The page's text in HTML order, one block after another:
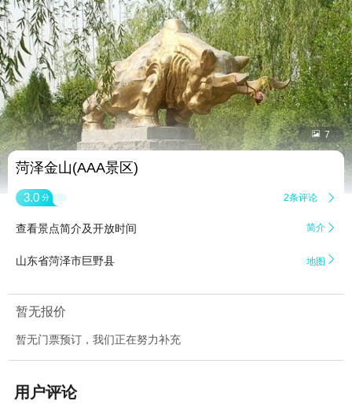
 7
菏泽金山(AAA景区)
3.0 分 2条评论 
查看景点简介及开放时间 简介 
山东省菏泽市巨野县 地图 
暂无报价
暂无门票预订，我们正在努力补充
用户评论
